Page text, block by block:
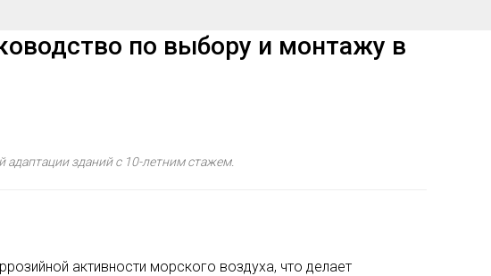
по выбору и монтажу в
адаптации зданий с 10-летним стажем.
активности морского воздуха, что делает